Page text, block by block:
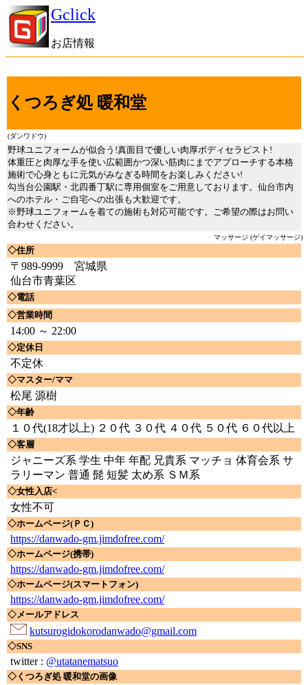
Gclick
お店情報
くつろぎ処 暖和堂
(ダンワドウ)
野球ユニフォームが似合う!真面目で優しい肉厚ボディセラピスト!
体重圧と肉厚な手を使い広範囲かつ深い筋肉にまでアプローチする本格
施術で心身ともに元気がみなぎる時間をお楽しみください!
勾当台公園駅・北四番丁駅に専用個室をご用意しております。仙台市内
へのホテル・ご自宅への出張も大歓迎です。
※野球ユニフォームを着ての施術も対応可能です。ご希望の際はお問い
合わせください。
マッサージ (ゲイマッサージ)
◇住所
〒989-9999 宮城県
仙台市青葉区
◇電話
◇営業時間
14:00 ～ 22:00
◇定休日
不定休
◇マスター/ママ
松尾 源樹
◇年齢
１０代(18才以上) ２０代 ３０代 ４０代 ５０代 ６０代以上
◇客層
ジャニーズ系 学生 中年 年配 兄貴系 マッチョ 体育会系 サ
ラリーマン 普通 髭 短髪 太め系 ＳＭ系
◇女性入店<
女性不可
◇ホームページ(ＰＣ)
https://danwado-gm.jimdofree.com/
◇ホームページ(携帯)
https://danwado-gm.jimdofree.com/
◇ホームページ(スマートフォン)
https://danwado-gm.jimdofree.com/
◇メールアドレス
kutsurogidokorodanwado@gmail.com
◇SNS
twitter : @utatanematsuo
◇くつろぎ処 暖和堂の画像